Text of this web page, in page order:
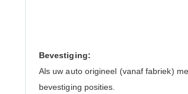
Bevestiging:
Als uw auto origineel (vanaf fabriek)
bevestiging posities.